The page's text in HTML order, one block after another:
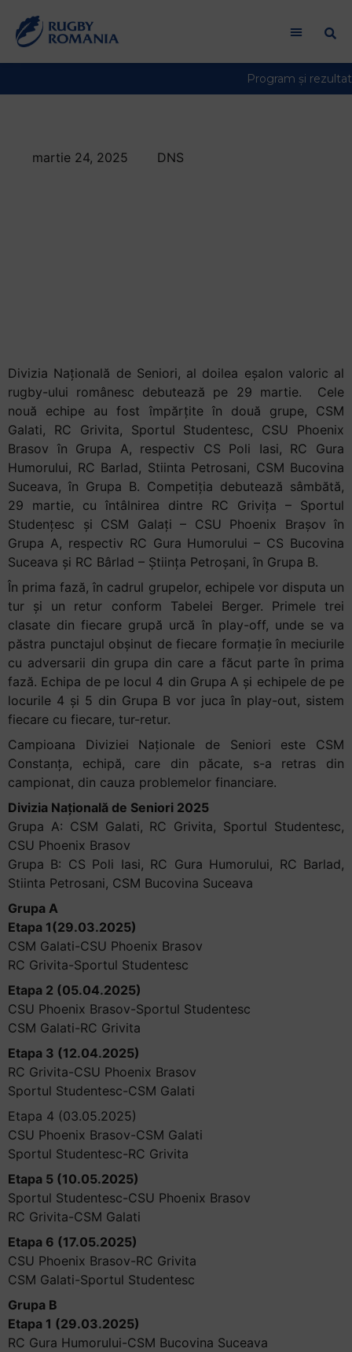
martie 24, 2025 DNS
Divizia Națională de Seniori, al doilea eșalon valoric al
rugby-ului românesc debutează pe 29 martie. Cele
nouă echipe au fost împărțite în două grupe, CSM
Galati, RC Grivita, Sportul Studentesc, CSU Phoenix
Brasov în Grupa A, respectiv CS Poli Iasi, RC Gura
Humorului, RC Barlad, Stiinta Petrosani, CSM Bucovina
Suceava, în Grupa B. Competiția debutează sâmbătă,
29 martie, cu întâlnirea dintre RC Grivița – Sportul
Studențesc și CSM Galați – CSU Phoenix Brașov în
Grupa A, respectiv RC Gura Humorului – CS Bucovina
Suceava și RC Bârlad – Știința Petroșani, în Grupa B.
În prima fază, în cadrul grupelor, echipele vor disputa un
tur și un retur conform Tabelei Berger. Primele trei
clasate din fiecare grupă urcă în play-off, unde se va
păstra punctajul obșinut de fiecare formație în meciurile
cu adversarii din grupa din care a făcut parte în prima
fază. Echipa de pe locul 4 din Grupa A și echipele de pe
locurile 4 și 5 din Grupa B vor juca în play-out, sistem
fiecare cu fiecare, tur-retur.
Campioana Diviziei Naționale de Seniori este CSM
Constanța, echipă, care din păcate, s-a retras din
campionat, din cauza problemelor financiare.
Divizia Națională de Seniori 2025
Grupa A: CSM Galati, RC Grivita, Sportul Studentesc,
CSU Phoenix Brasov
Grupa B: CS Poli Iasi, RC Gura Humorului, RC Barlad,
Stiinta Petrosani, CSM Bucovina Suceava
Grupa A
Etapa 1(29.03.2025)
CSM Galati-CSU Phoenix Brasov
RC Grivita-Sportul Studentesc
Etapa 2 (05.04.2025)
CSU Phoenix Brasov-Sportul Studentesc
CSM Galati-RC Grivita
Etapa 3 (12.04.2025)
RC Grivita-CSU Phoenix Brasov
Sportul Studentesc-CSM Galati
Etapa 4 (03.05.2025)
CSU Phoenix Brasov-CSM Galati
Sportul Studentesc-RC Grivita
Etapa 5 (10.05.2025)
Sportul Studentesc-CSU Phoenix Brasov
RC Grivita-CSM Galati
Etapa 6 (17.05.2025)
CSU Phoenix Brasov-RC Grivita
CSM Galati-Sportul Studentesc
Grupa B
Etapa 1 (29.03.2025)
RC Gura Humorului-CSM Bucovina Suceava